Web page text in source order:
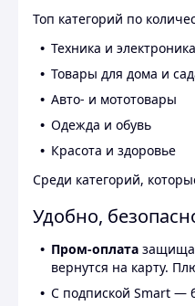
Топ категорий по
Техника и электроника
Товары для дома и
Авто- и мототовары
Одежда и обувь
Красота и здоровье
Среди категорий,
Удобно,
Пром-оплата
вернутся на карту.
С подпиской Smart —